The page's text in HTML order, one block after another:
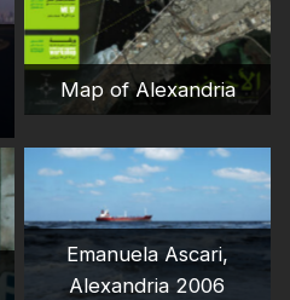
Map of Alexandria
Emanuela Ascari,
Alexandria 2006